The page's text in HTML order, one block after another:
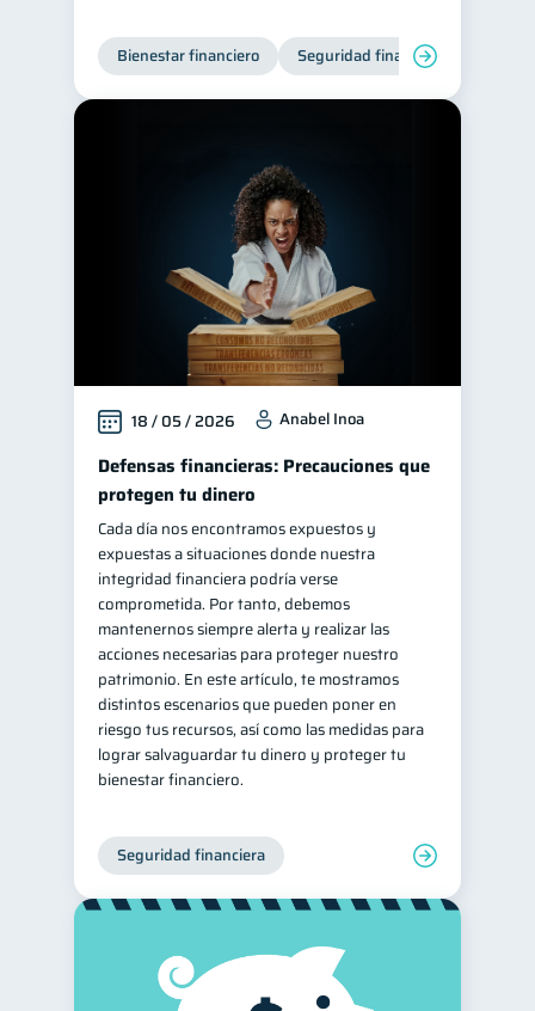
Bienestar financiero Seguridad financiera
18 / 05 / 2026 Anabel Inoa
Defensas financieras: Precauciones que
protegen tu dinero
Cada día nos encontramos expuestos y
expuestas a situaciones donde nuestra
integridad financiera podría verse
comprometida. Por tanto, debemos
mantenernos siempre alerta y realizar las
acciones necesarias para proteger nuestro
patrimonio. En este artículo, te mostramos
distintos escenarios que pueden poner en
riesgo tus recursos, así como las medidas para
lograr salvaguardar tu dinero y proteger tu
bienestar financiero.
Seguridad financiera